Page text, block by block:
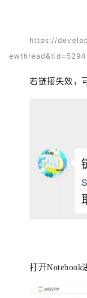
https://
若链接失效，
打开Notebook